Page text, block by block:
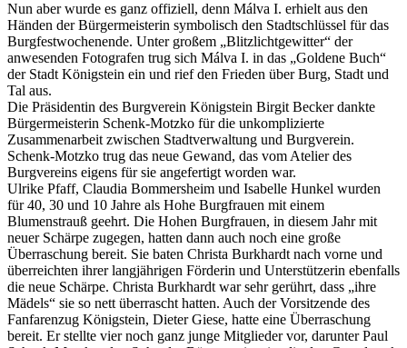
Nun aber wurde es ganz offiziell, denn Málva I. erhielt aus den
Händen der Bürgermeisterin symbolisch den Stadtschlüssel für das
Burgfestwochenende. Unter großem „Blitzlichtgewitter“ der
anwesenden Fotografen trug sich Málva I. in das „Goldene Buch“
der Stadt Königstein ein und rief den Frieden über Burg, Stadt und
Tal aus.
Die Präsidentin des Burgverein Königstein Birgit Becker dankte
Bürgermeisterin Schenk-Motzko für die unkomplizierte
Zusammenarbeit zwischen Stadtverwaltung und Burgverein.
Schenk-Motzko trug das neue Gewand, das vom Atelier des
Burgvereins eigens für sie angefertigt worden war.
Ulrike Pfaff, Claudia Bommersheim und Isabelle Hunkel wurden
für 40, 30 und 10 Jahre als Hohe Burgfrauen mit einem
Blumenstrauß geehrt. Die Hohen Burgfrauen, in diesem Jahr mit
neuer Schärpe zugegen, hatten dann auch noch eine große
Überraschung bereit. Sie baten Christa Burkhardt nach vorne und
überreichten ihrer langjährigen Förderin und Unterstützerin ebenfalls
die neue Schärpe. Christa Burkhardt war sehr gerührt, dass „ihre
Mädels“ sie so nett überrascht hatten. Auch der Vorsitzende des
Fanfarenzug Königstein, Dieter Giese, hatte eine Überraschung
bereit. Er stellte vier noch ganz junge Mitglieder vor, darunter Paul